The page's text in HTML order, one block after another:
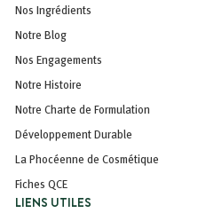
Nos Ingrédients
Notre Blog
Nos Engagements
Notre Histoire
Notre Charte de Formulation
Développement Durable
La Phocéenne de Cosmétique
Fiches QCE
LIENS UTILES